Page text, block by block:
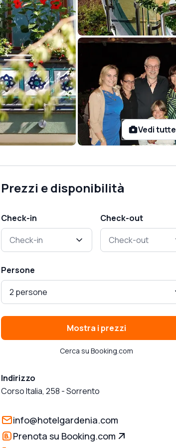
Vedi
Prezzi e disponibilità
Check-in
Check-in
Check-out
Check-out
Persone
2 persone
Mostra i prezzi
Cerca su Booking.com
Indirizzo
Corso Italia, 258 -Sorrento
info@hotelgardenia.com
Prenota su Booking.com